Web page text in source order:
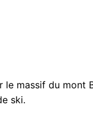
le massif du
ski.